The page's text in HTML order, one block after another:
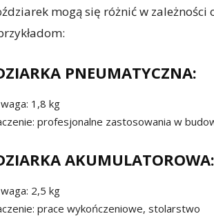
mogą się różnić w
PNEUMATYCZNA:
1,8 kg
profesjonalne zastosowania w
AKUMULATOROWA:
2,5 kg
prace wykończeniowe, stolarstwo